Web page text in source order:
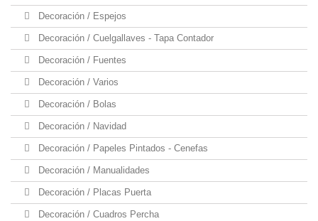
Decoración / Espejos
Decoración / Cuelgallaves - Tapa Contador
Decoración / Fuentes
Decoración / Varios
Decoración / Bolas
Decoración / Navidad
Decoración / Papeles Pintados - Cenefas
Decoración / Manualidades
Decoración / Placas Puerta
Decoración / Cuadros Percha